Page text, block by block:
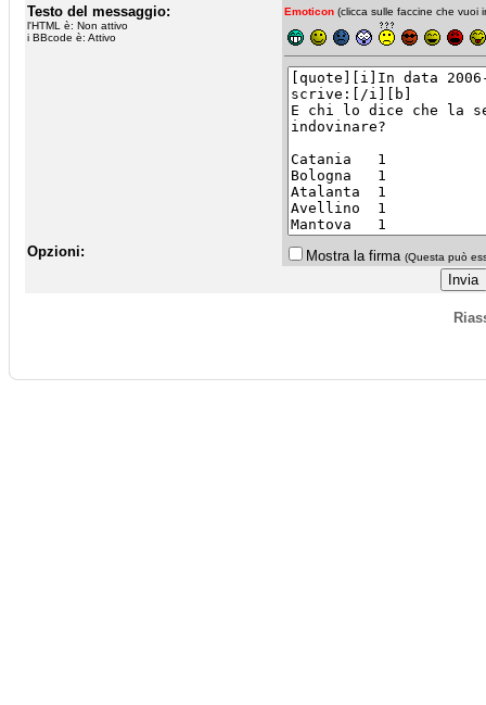
Testo del messaggio:
l'HTML è: Non attivo
i BBcode è: Attivo
Emoticon (clicca sulle faccine che vuoi
Opzioni: Mostra la firma (Questa può